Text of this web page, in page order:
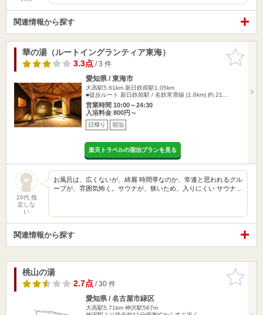
関連情報から探す
お気に入
りに追加
華の湯（ルートイングランティア東海）
3.3点/ 3 件
愛知県 / 東海市
大高駅5.61km 新日鉄前駅1.05km
■徒歩ルート 新日鉄前駅 / 名鉄常滑線 (1.6km) 約 21…
営業時間 10:00～24:30
入浴料金 800円～
日帰り 宿泊
楽天トラベルの宿泊プランを見る
20代 指
定しな
い
お風呂は、広くないが、綺麗 時間帯なのか、常連と思われるグル
ープが、雰囲気怖く。サウナが、狭いため、入りにくい サウナ…
関連情報から探す
お気に入
りに追加
桃山の湯
2.7点/ 30 件
愛知県 / 名古屋市緑区
大高駅5.71km 神沢駅567m